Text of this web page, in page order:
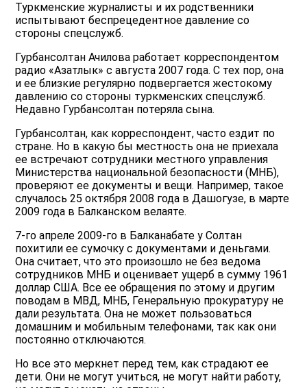
Туркменские журналисты и их родственники
испытывают беспрецедентное давление со
стороны спецслужб.
Гурбансолтан Ачилова работает корреспондентом
радио «Азатлык» с августа 2007 года. С тех пор, она
и ее близкие регулярно подвергается жестокому
давлению со стороны туркменских спецслужб.
Недавно Гурбансолтан потеряла сына.
Гурбансолтан, как корреспондент, часто ездит по
стране. Но в какую бы местность она не приехала
ее встречают сотрудники местного управления
Министерства национальной безопасности (МНБ),
проверяют ее документы и вещи. Например, такое
случалось 25 октября 2008 года в Дашогузе, в марте
2009 года в Балканском велаяте.
7-го апреле 2009-го в Балканабате у Солтан
похитили ее сумочку с документами и деньгами.
Она считает, что это произошло не без ведома
сотрудников МНБ и оценивает ущерб в сумму 1961
доллар США. Все ее обращения по этому и другим
поводам в МВД, МНБ, Генеральную прокуратуру не
дали результата. Она не может пользоваться
домашним и мобильным телефонами, так как они
постоянно отключаются.
Но все это меркнет перед тем, как страдают ее
дети. Они не могут учиться, не могут найти работу,